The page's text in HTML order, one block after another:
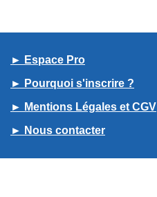
► Espace Pro
► Pourquoi s'inscrire ?
► Mentions Légales et CGV
► Nous contacter